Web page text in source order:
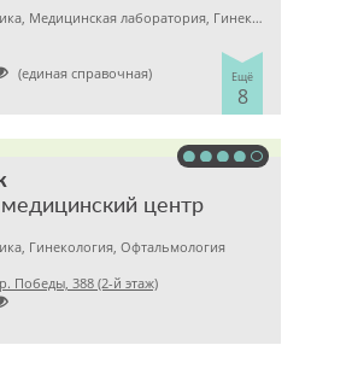
Детская клиника, Медицинская лаборатория, Гинекология
Ещё
8
(единая справочная)
центр
Гинекология, Офтальмология
Победы, 388 (2-й этаж)